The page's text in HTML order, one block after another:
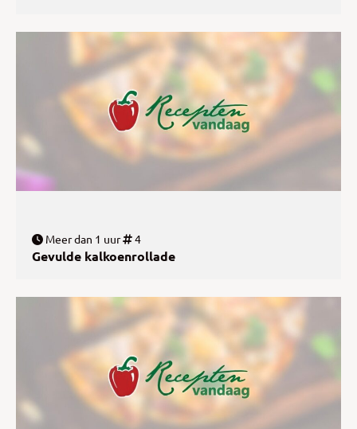
Meer dan 1 uur 4
Gevulde kalkoenrollade